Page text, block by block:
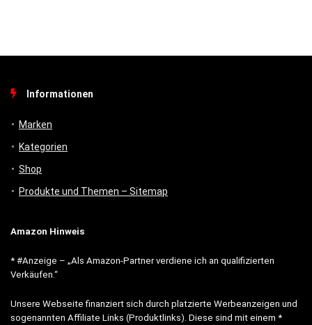
Informationen
Marken
Kategorien
Shop
Produkte und Themen – Sitemap
Amazon Hinweis
* #Anzeige – „Als Amazon-Partner verdiene ich an qualifizierten
Verkäufen.“
Unsere Webseite finanziert sich durch platzierte Werbeanzeigen und
sogenannten Affiliate Links (Produktlinks). Diese sind mit einem *